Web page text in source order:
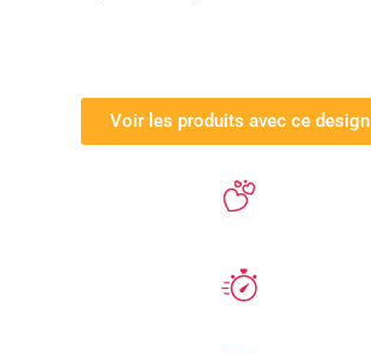
Voir les produits avec ce design